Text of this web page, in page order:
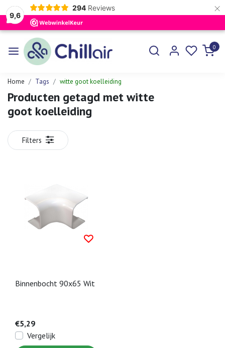
9,6
294 Reviews ×
0
Home Tags witte goot koelleiding
Producten getagd met witte
goot koelleiding
Filters
Binnenbocht 90x65 Wit
€5,29
Vergelijk